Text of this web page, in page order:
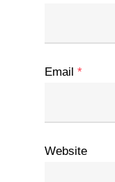
Email *
Website